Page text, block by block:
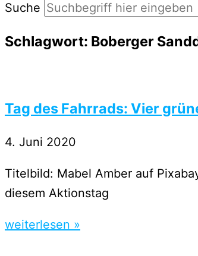
Suche
Schlagwort: Boberger
Tag des Fahrrads: Vier
4. Juni 2020
Titelbild: Mabel Amber auf
diesem Aktionstag
weiterlesen »